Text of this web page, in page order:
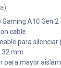
Gaming A10 Gen 2
cable
para silenciar
32 mm
para mayor